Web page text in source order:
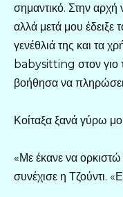
σημαντικό. Στην αρχή
αλλά μετά μου έδειξε
γενέθλιά της και τα
babysitting στον γιο
βοήθησα να
Κοίταξα ξανά γύρω
«Με έκανε να
συνέχισε η Τζούντι.